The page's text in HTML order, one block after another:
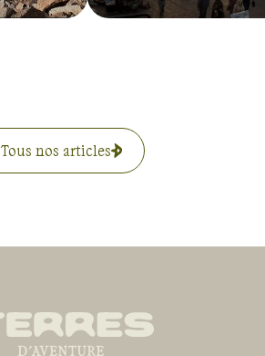
Tous nos articles